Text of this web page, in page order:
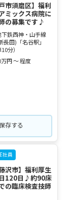
市須磨区】福利
ミックス病院に
の募集です♪
鉄西神・山手線
長田)「名谷駅」
分）
円 ～ 程度
存する
社員
沢市】福利厚生
120日♪約90床
の臨床検査技師